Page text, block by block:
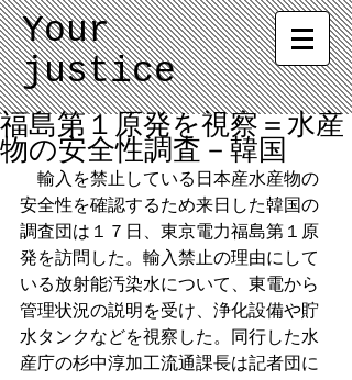
Your
justice
福島第１原発を視察＝水産
物の安全性調査－韓国
輸入を禁止している日本産水産物の
安全性を確認するため来日した韓国の
調査団は１７日、東京電力福島第１原
発を訪問した。輸入禁止の理由にして
いる放射能汚染水について、東電から
管理状況の説明を受け、浄化設備や貯
水タンクなどを視察した。同行した水
産庁の杉中淳加工流通課長は記者団に